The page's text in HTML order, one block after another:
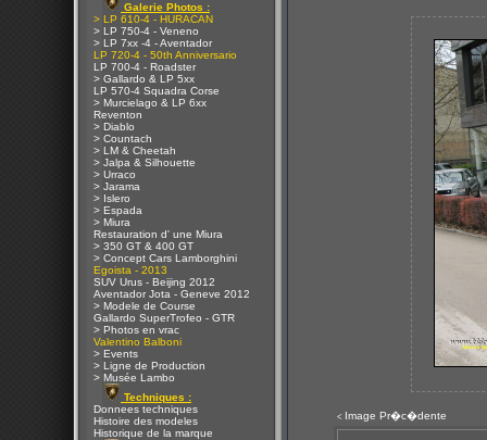
Galerie Photos :
> LP 610-4 - HURACAN
> LP 750-4 - Veneno
> LP 7xx -4 - Aventador
LP 720-4 - 50th Anniversario
LP 700-4 - Roadster
> Gallardo & LP 5xx
LP 570-4 Squadra Corse
> Murcielago & LP 6xx
Reventon
> Diablo
> Countach
> LM & Cheetah
> Jalpa & Silhouette
> Urraco
> Jarama
> Islero
> Espada
> Miura
Restauration d' une Miura
> 350 GT & 400 GT
> Concept Cars Lamborghini
Egoista - 2013
SUV Urus - Beijing 2012
Aventador Jota - Geneve 2012
> Modele de Course
Gallardo SuperTrofeo - GTR
> Photos en vrac
Valentino Balboni
> Events
> Ligne de Production
> Musée Lambo
Techniques :
Donnees techniques
Histoire des modeles
Historique de la marque
< Image Pr�c�dente